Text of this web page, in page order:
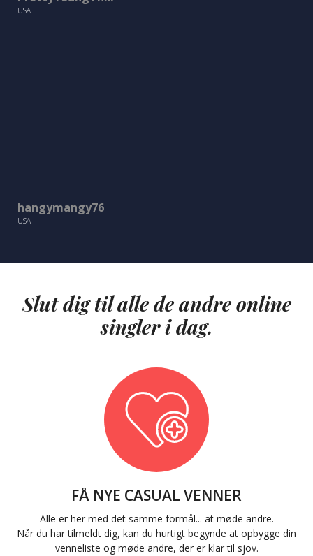
USA
USA
Slut dig til alle de andre online
singler i dag.
FÅ NYE CASUAL VENNER
Alle er her med det samme formål... at møde andre.
Når du har tilmeldt dig, kan du hurtigt begynde at opbygge din
venneliste og møde andre, der er klar til sjov.